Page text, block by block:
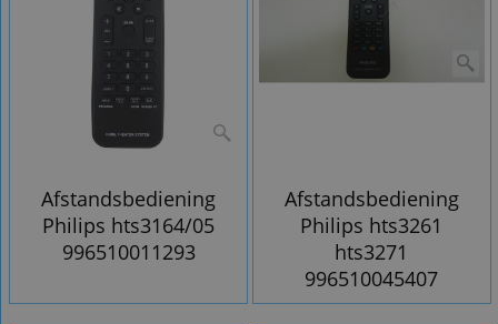
Afstandsbediening
Philips hts3164/05
996510011293
Afstandsbediening
Philips hts3261
hts3271
996510045407